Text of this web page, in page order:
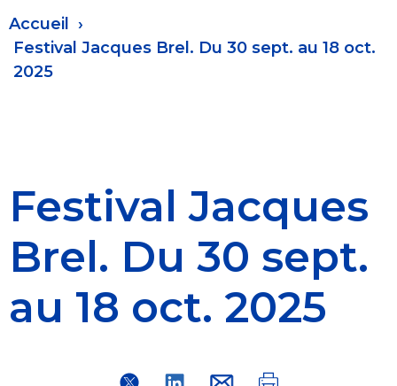
Fil
d'Ariane
Accueil
Festival Jacques Brel. Du 30 sept. au 18 oct.
2025
Festival Jacques
Brel. Du 30 sept.
au 18 oct. 2025